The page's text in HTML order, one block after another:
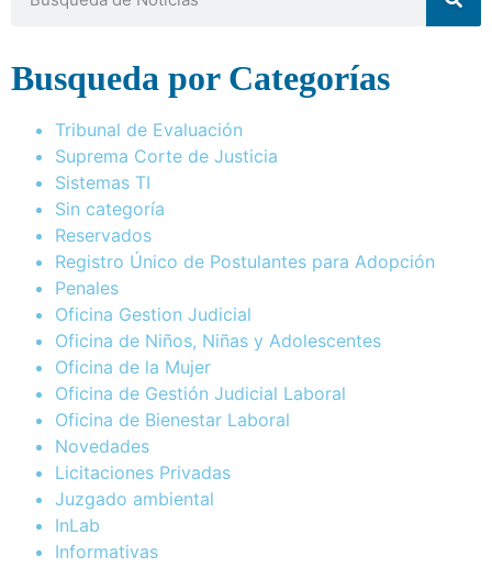
Busqueda por Categorías
Tribunal de Evaluación
Suprema Corte de Justicia
Sistemas TI
Sin categoría
Reservados
Registro Único de Postulantes para Adopción
Penales
Oficina Gestion Judicial
Oficina de Niños, Niñas y Adolescentes
Oficina de la Mujer
Oficina de Gestión Judicial Laboral
Oficina de Bienestar Laboral
Novedades
Licitaciones Privadas
Juzgado ambiental
InLab
Informativas